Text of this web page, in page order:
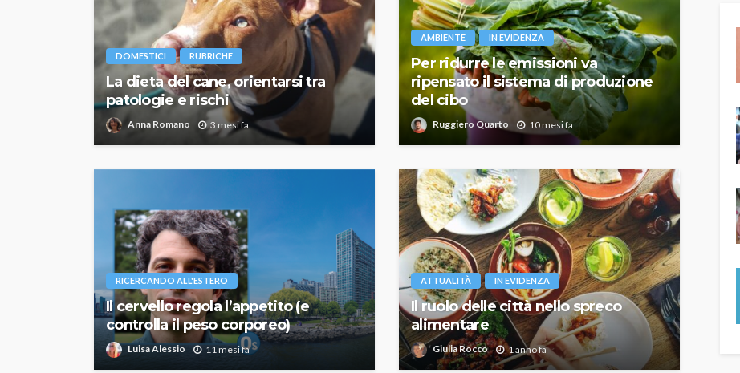
DOMESTICI RUBRICHE
La dieta del cane, orientarsi tra
patologie e rischi
Anna Romano 3 mesi fa
AMBIENTE IN EVIDENZA
Per ridurre le emissioni va
ripensato il sistema di produzione
del cibo
Ruggiero Quarto 10 mesi fa
RICERCANDO ALL'ESTERO
Il cervello regola l’appetito (e
controlla il peso corporeo)
Luisa Alessio 11 mesi fa
ATTUALITÀ IN EVIDENZA
Il ruolo delle città nello spreco
alimentare
Giulia Rocco 1 anno fa